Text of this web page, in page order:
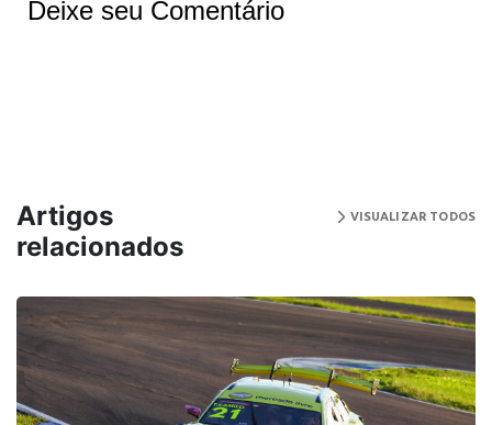
Deixe seu Comentário
Artigos
relacionados
VISUALIZAR TODOS